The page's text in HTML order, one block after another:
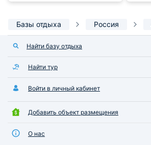
Базы отдыха Россия
Найти базу отдыха
Найти тур
Войти в личный кабинет
Добавить объект размещения
О нас